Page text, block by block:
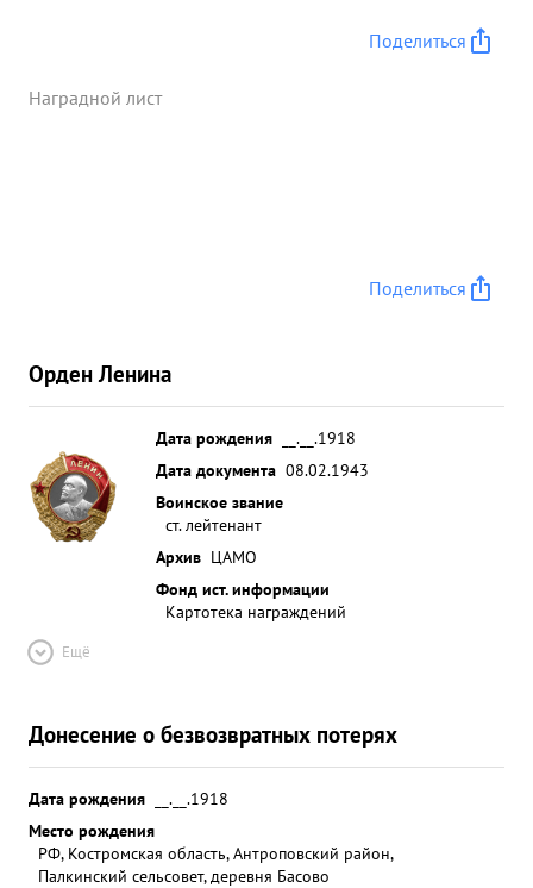
Поделиться
Наградной лист
Поделиться
Орден Ленина
Дата рождения
__.__.1918
Дата документа 08.02.1943
Воинское звание
ст. лейтенант
Архив ЦАМО
Фонд ист. информации
Картотека награждений
Ещё
Донесение о безвозвратных потерях
Дата рождения
__.__.1918
Место рождения
РФ, Костромская область, Антроповский район,
Палкинский сельсовет, деревня Басово